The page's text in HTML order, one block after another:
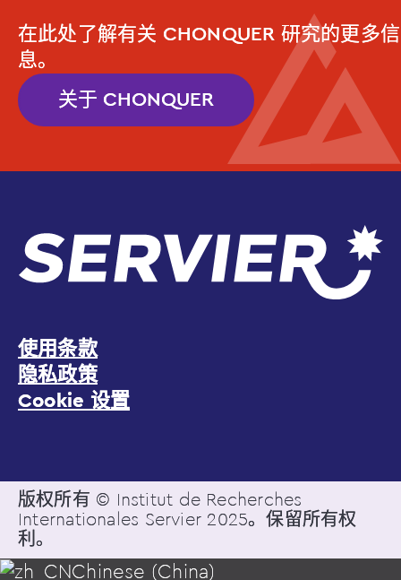
在此处了解有关 CHONQUER 研究的更多信
息。
关于 CHONQUER
使用条款
隐私政策
Cookie 设置
版权所有 © Institut de Recherches
Internationales Servier 2025。保留所有权
利。
Chinese (China)